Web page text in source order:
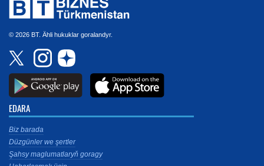
© 2026 BT. Ähli hukuklar goralandyr.
EDARA
Biz barada
Düzgünler we şertler
Şahsy maglumatlaryň goragy